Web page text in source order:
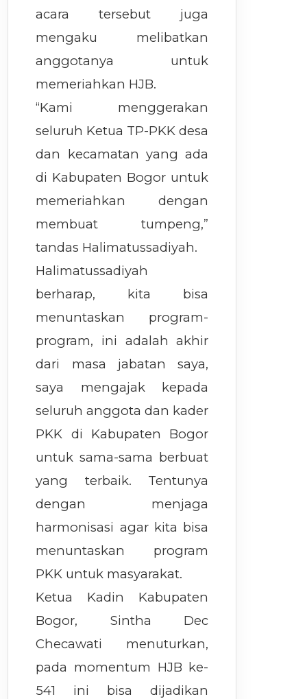
acara tersebut juga
mengaku melibatkan
anggotanya untuk
memeriahkan HJB.
“Kami menggerakan
seluruh Ketua TP-PKK desa
dan kecamatan yang ada
di Kabupaten Bogor untuk
memeriahkan dengan
membuat tumpeng,”
tandas Halimatussadiyah.
Halimatussadiyah
berharap, kita bisa
menuntaskan program-
program, ini adalah akhir
dari masa jabatan saya,
saya mengajak kepada
seluruh anggota dan kader
PKK di Kabupaten Bogor
untuk sama-sama berbuat
yang terbaik. Tentunya
dengan menjaga
harmonisasi agar kita bisa
menuntaskan program
PKK untuk masyarakat.
Ketua Kadin Kabupaten
Bogor, Sintha Dec
Checawati menuturkan,
pada momentum HJB ke-
541 ini bisa dijadikan